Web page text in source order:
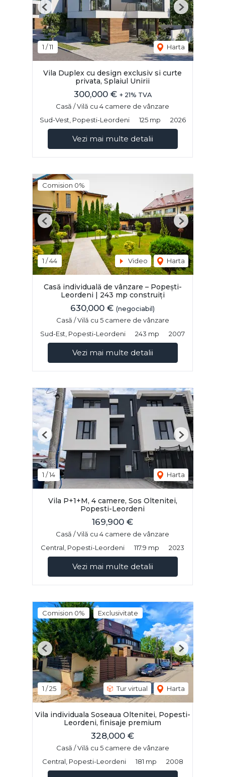
1 /11 Harta
Previous Next
Vila Duplex cu design exclusiv si curte
privata, Splaiul Unirii
300,000 € + 21% TVA
Casă / Vilă cu 4 camere de vânzare
Sud-Vest, Popesti-Leordeni
125 mp 2026
Vezi mai multe detalii
Comision 0%
1 /44 Video Harta
Previous Next
Casă individuală de vânzare – Popești-
Leordeni | 243 mp construiți
630,000 € (negociabil)
Casă / Vilă cu 5 camere de vânzare
Sud-Est, Popesti-Leordeni
243 mp 2007
Vezi mai multe detalii
1 /14 Harta
Previous Next
Vila P+1+M, 4 camere, Sos Oltenitei,
Popesti-Leordeni
169,900 €
Casă / Vilă cu 4 camere de vânzare
Central, Popesti-Leordeni
117.9 mp 2023
Vezi mai multe detalii
Comision 0% Exclusivitate
1 /25 Tur virtual Harta
Previous Next
Vila individuala Soseaua Oltenitei, Popesti-
Leordeni, finisaje premium
328,000 €
Casă / Vilă cu 5 camere de vânzare
Central, Popesti-Leordeni
181 mp 2008